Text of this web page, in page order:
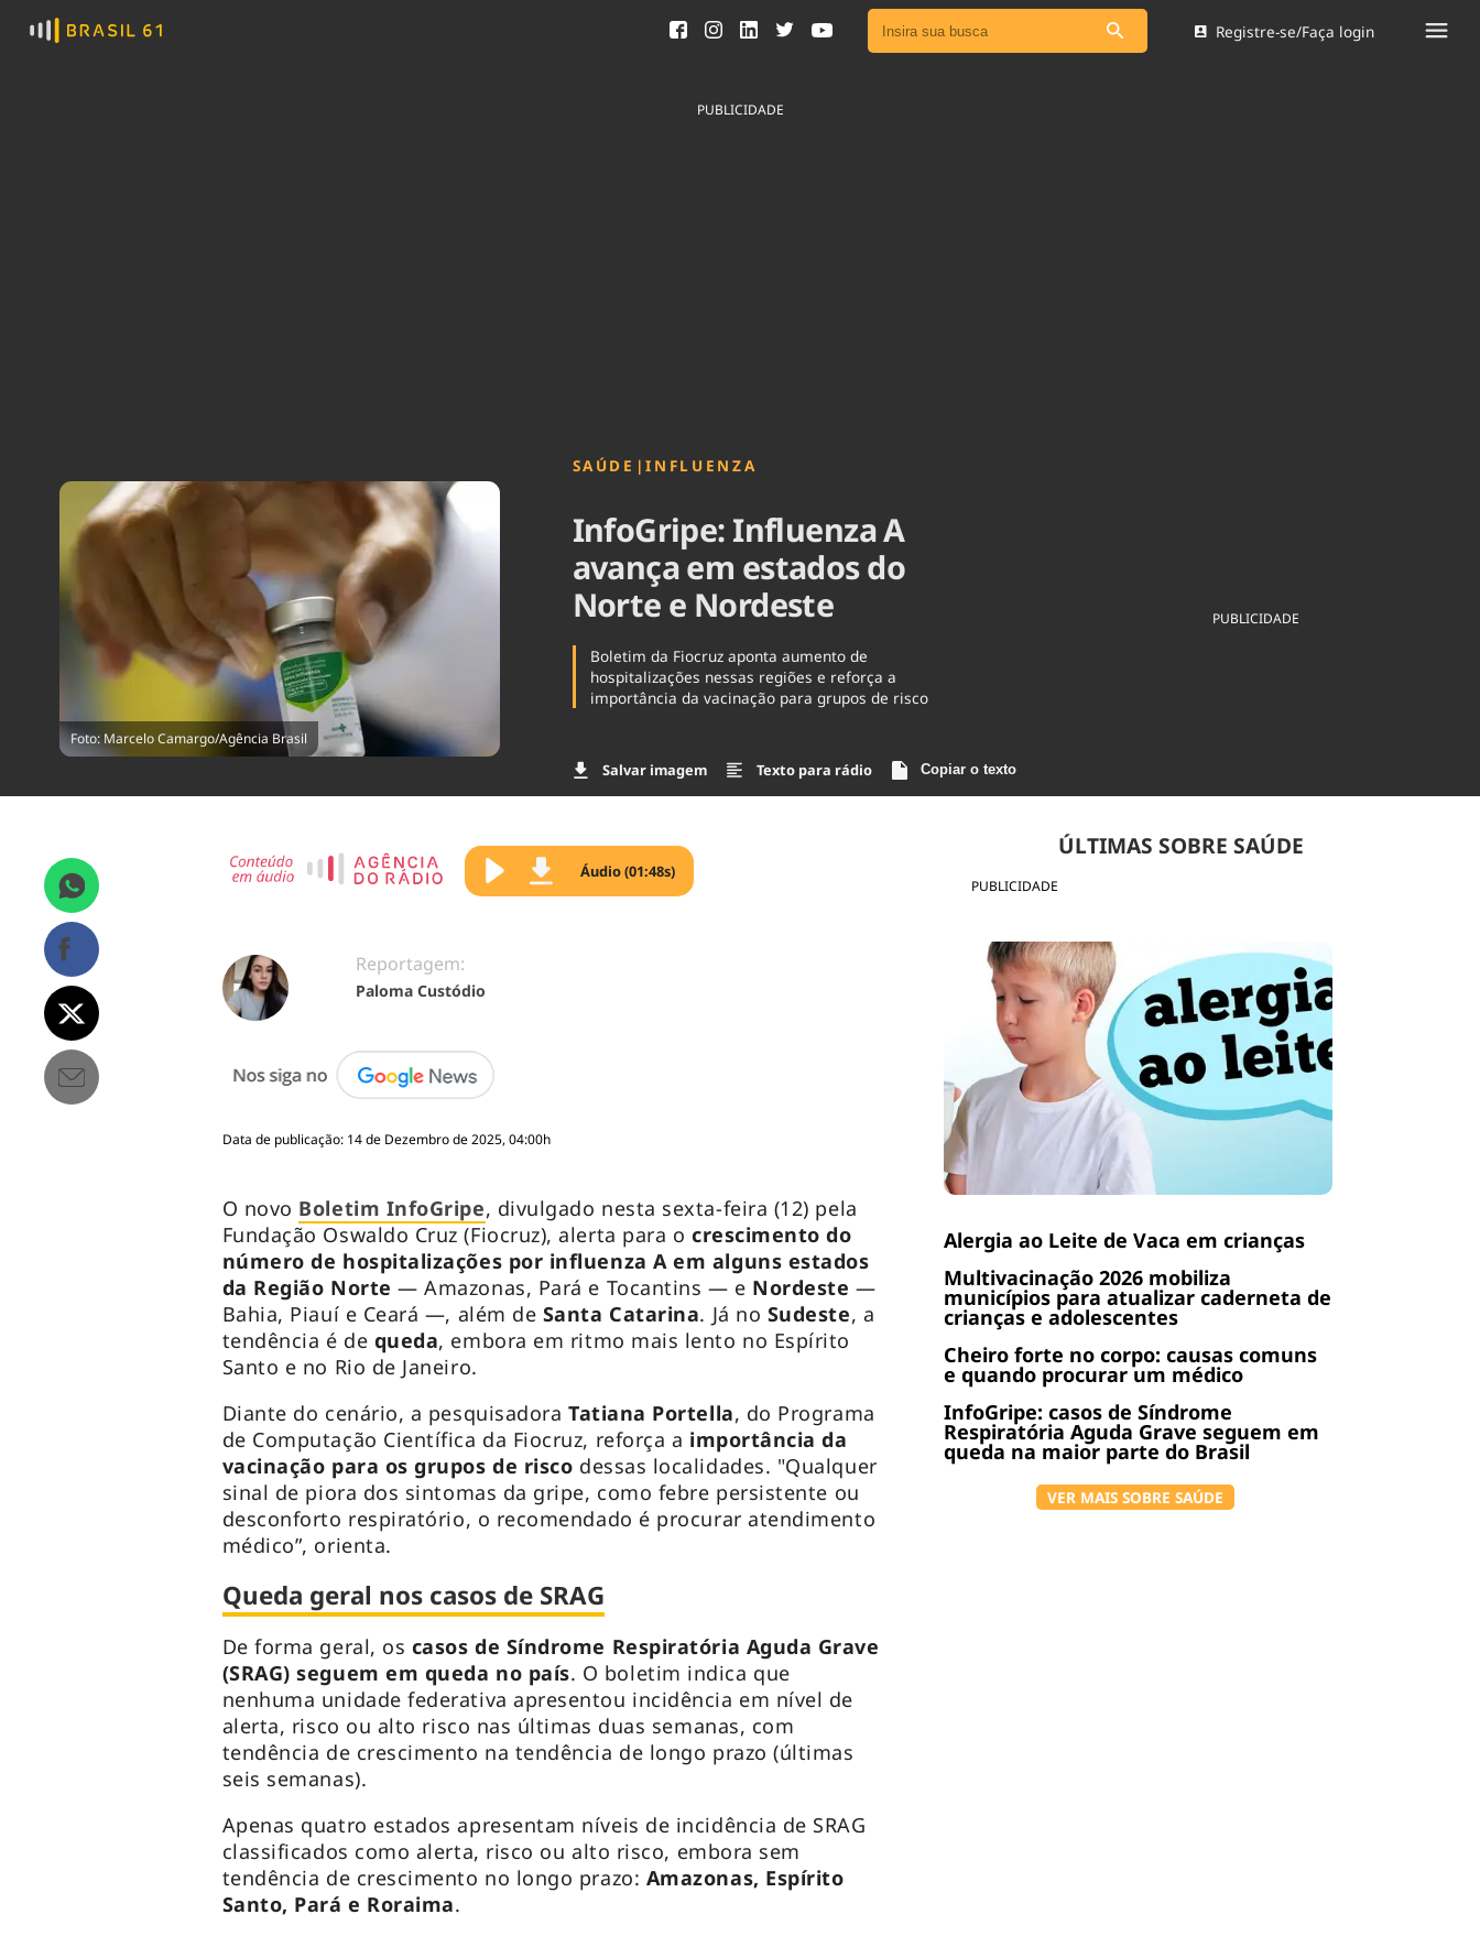
Ver todas as notícias
Registre-se/Faça login
PUBLICIDADE
Foto: Marcelo Camargo/Agência Brasil
SAÚDE |INFLUENZA
InfoGripe: Influenza A
avança em estados do
Norte e Nordeste
Boletim da Fiocruz aponta aumento de
hospitalizações nessas regiões e reforça a
importância da vacinação para grupos de risco
Salvar imagem Texto para rádio Copiar o texto
PUBLICIDADE
PUBLICIDADE
ÚLTIMAS SOBRE SAÚDE
Alergia ao Leite de Vaca em crianças
Multivacinação 2026 mobiliza
municípios para atualizar caderneta de
crianças e adolescentes
Cheiro forte no corpo: causas comuns
e quando procurar um médico
InfoGripe: casos de Síndrome
Respiratória Aguda Grave seguem em
queda na maior parte do Brasil
VER MAIS SOBRE SAÚDE
Áudio (01:48s)
Reportagem:
Paloma Custódio
Data de publicação: 14 de Dezembro de 2025, 04:00h
O novo Boletim InfoGripe, divulgado nesta sexta-feira (12) pela
Fundação Oswaldo Cruz (Fiocruz), alerta para o crescimento do
número de hospitalizações por influenza A em alguns estados
da Região Norte — Amazonas, Pará e Tocantins — e Nordeste —
Bahia, Piauí e Ceará —, além de Santa Catarina. Já no Sudeste, a
tendência é de queda, embora em ritmo mais lento no Espírito
Santo e no Rio de Janeiro.
Diante do cenário, a pesquisadora Tatiana Portella, do Programa
de Computação Científica da Fiocruz, reforça a importância da
vacinação para os grupos de risco dessas localidades. "Qualquer
sinal de piora dos sintomas da gripe, como febre persistente ou
desconforto respiratório, o recomendado é procurar atendimento
médico”, orienta.
Queda geral nos casos de SRAG
De forma geral, os casos de Síndrome Respiratória Aguda Grave
(SRAG) seguem em queda no país. O boletim indica que
nenhuma unidade federativa apresentou incidência em nível de
alerta, risco ou alto risco nas últimas duas semanas, com
tendência de crescimento na tendência de longo prazo (últimas
seis semanas).
Apenas quatro estados apresentam níveis de incidência de SRAG
classificados como alerta, risco ou alto risco, embora sem
tendência de crescimento no longo prazo: Amazonas, Espírito
Santo, Pará e Roraima.